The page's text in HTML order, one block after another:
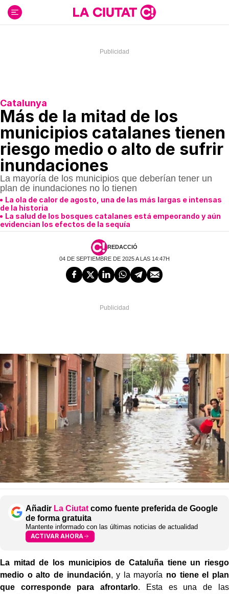
contenido
Catalunya
Más de la mitad de los
municipios catalanes tienen
riesgo medio o alto de sufrir
inundaciones
La mayoría de los municipios que deberían tener un
plan de inundaciones no lo tienen
La ola de calor de agosto, una de las más largas e intensas
de la historia
La salud de los bosques catalanes está empeorando y aún
evidencian los efectos de la sequía
REDACCIÓ
04 DE SEPTIEMBRE DE 2025 A LAS 14:47H
Añadir La Ciutat como fuente preferida de Google
de forma gratuita
Mantente informado con las últimas noticias de actualidad
ACTIVAR AHORA
La mitad de los municipios de Cataluña tiene un riesgo
medio o alto de inundación, y la mayoría no tiene el plan
que corresponde para afrontarlo. Esta es una de las